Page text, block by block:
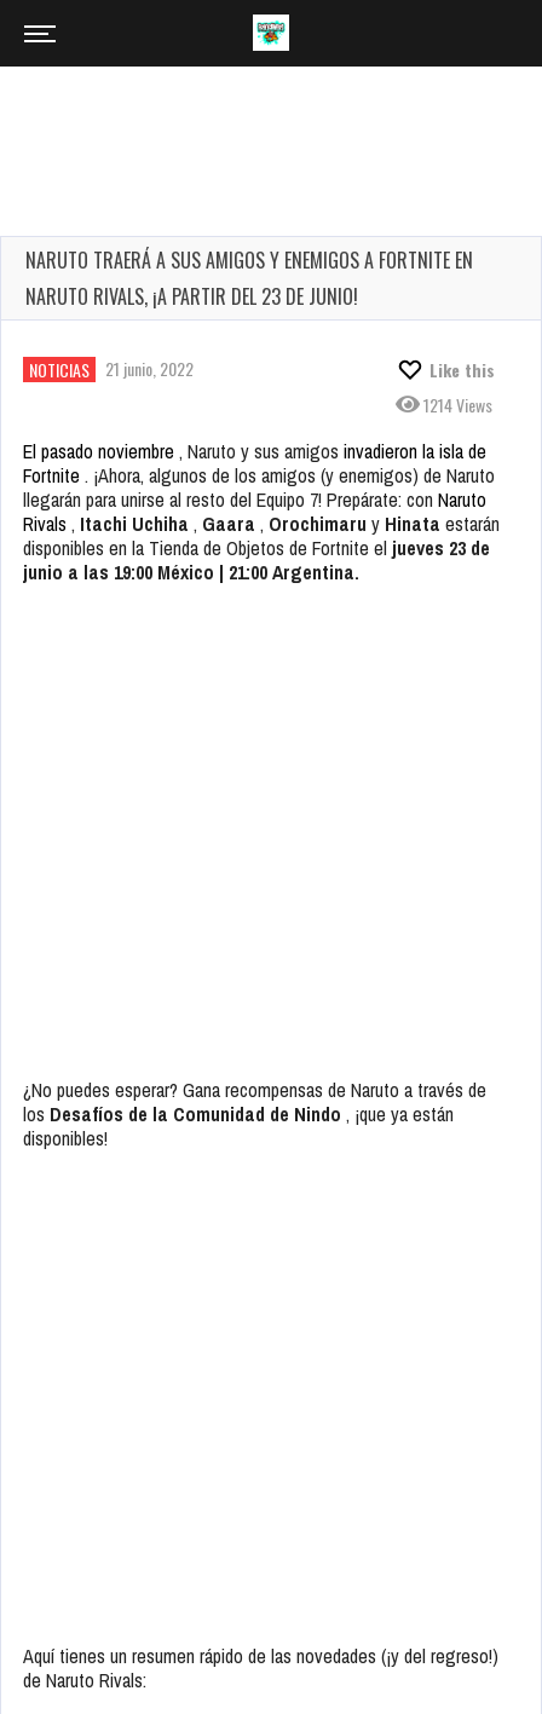
NARUTO TRAERÁ A SUS AMIGOS Y ENEMIGOS A FORTNITE EN
NARUTO RIVALS, ¡A PARTIR DEL 23 DE JUNIO!
NOTICIAS 21 junio, 2022
Like this
1214 Views
El pasado noviembre , Naruto y sus amigos invadieron la isla de
Fortnite . ¡Ahora, algunos de los amigos (y enemigos) de Naruto
llegarán para unirse al resto del Equipo 7! Prepárate: con Naruto
Rivals , Itachi Uchiha , Gaara , Orochimaru y Hinata estarán
disponibles en la Tienda de Objetos de Fortnite el jueves 23 de
junio a las 19:00 México | 21:00 Argentina.
¿No puedes esperar? Gana recompensas de Naruto a través de
los Desafíos de la Comunidad de Nindo , ¡que ya están
disponibles!
Aquí tienes un resumen rápido de las novedades (¡y del regreso!)
de Naruto Rivals: